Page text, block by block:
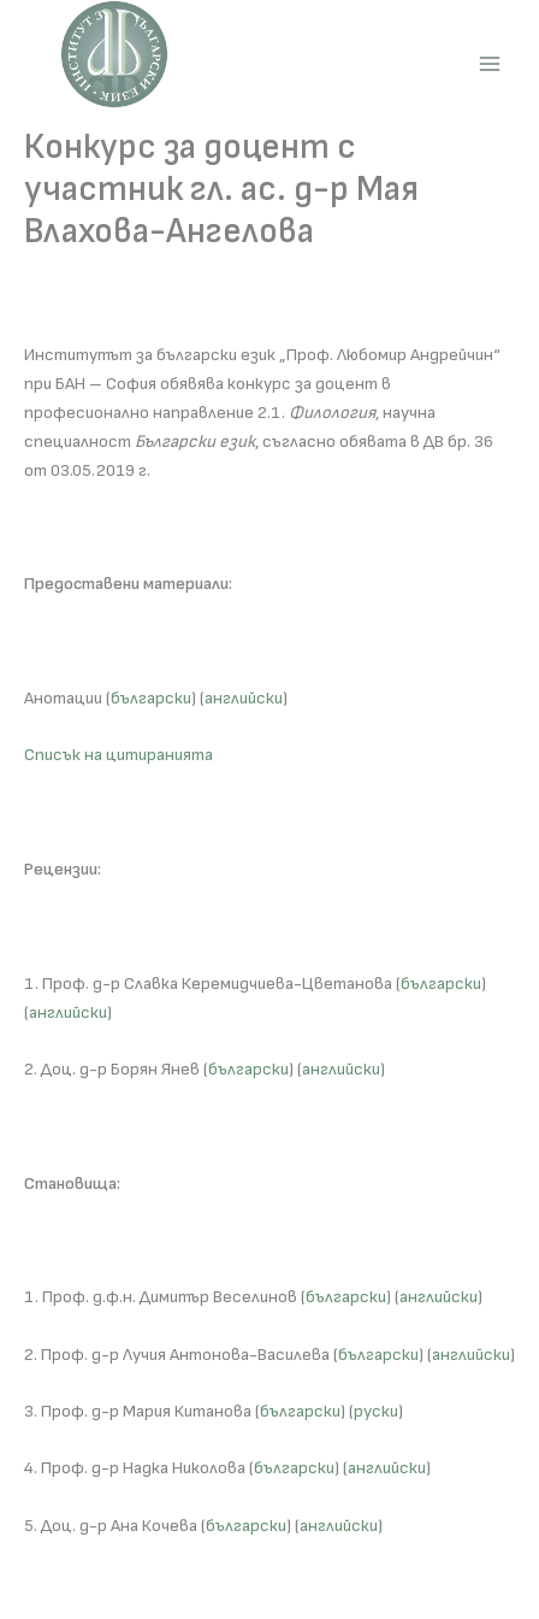
content
Конкурс за доцент с
участник гл. ас. д-р Мая
Влахова-Ангелова
Институтът за български език „Проф. Любомир Андрейчин“
при БАН – София обявява конкурс за доцент в
професионално направление 2.1. Филология, научна
специалност Български език, съгласно обявата в ДВ бр. 36
от 03.05.2019 г.
Предоставени материали:
Анотации (български) (английски)
Списък на цитиранията
Рецензии:
1. Проф. д-р Славка Керемидчиева-Цветанова (български)
(английски)
2. Доц. д-р Борян Янев (български) (английски)
Становища:
1. Проф. д.ф.н. Димитър Веселинов (български) (английски)
2. Проф. д-р Лучия Антонова-Василева (български) (английски)
3. Проф. д-р Мария Китанова (български) (руски)
4. Проф. д-р Надка Николова (български) (английски)
5. Доц. д-р Ана Кочева (български) (английски)